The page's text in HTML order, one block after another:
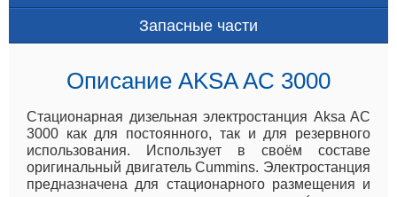
Запасные части
Описание AKSA AC 3000
Стационарная дизельная электростанция Aksa AC
3000 как для постоянного, так и для резервного
использования. Использует в своём составе
оригинальный двигатель Cummins. Электростанция
предназначена для стационарного размещения и